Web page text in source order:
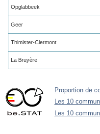
Opglabbeek
Geer
Thimister-Clermont
La Bruyère
Proportion de
Les 10
Les 10